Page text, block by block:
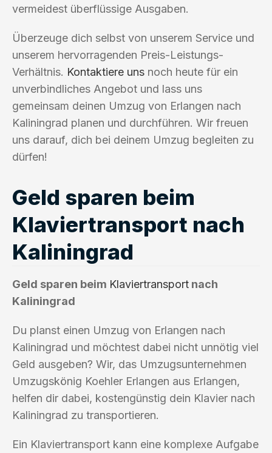
vermeidest überflüssige Ausgaben.
Überzeuge dich selbst von unserem Service und
unserem hervorragenden Preis-Leistungs-
Verhältnis. Kontaktiere uns noch heute für ein
unverbindliches Angebot und lass uns
gemeinsam deinen Umzug von Erlangen nach
Kaliningrad planen und durchführen. Wir freuen
uns darauf, dich bei deinem Umzug begleiten zu
dürfen!
Geld sparen beim
Klaviertransport nach
Kaliningrad
Geld sparen beim Klaviertransport nach
Kaliningrad
Du planst einen Umzug von Erlangen nach
Kaliningrad und möchtest dabei nicht unnötig viel
Geld ausgeben? Wir, das Umzugsunternehmen
Umzugskönig Koehler Erlangen aus Erlangen,
helfen dir dabei, kostengünstig dein Klavier nach
Kaliningrad zu transportieren.
Ein Klaviertransport kann eine komplexe Aufgabe